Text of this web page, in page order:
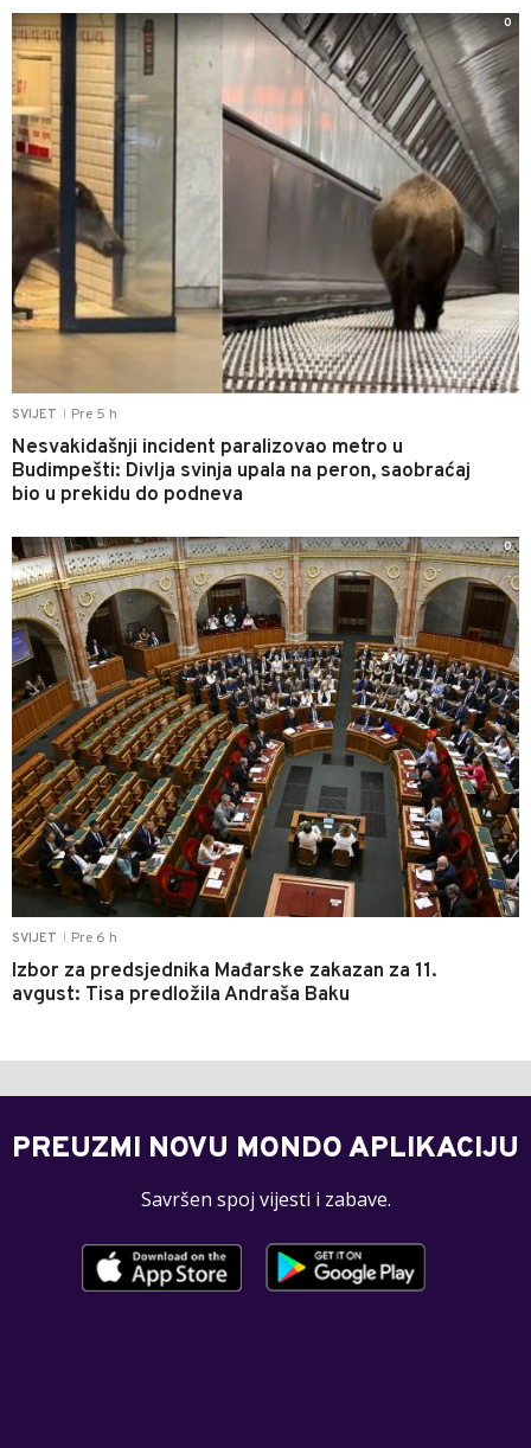
SVIJET Pre 5 h
Nesvakidašnji incident paralizovao metro u
Budimpešti: Divlja svinja upala na peron, saobraćaj
bio u prekidu do podneva
0
SVIJET Pre 6 h
Izbor za predsjednika Mađarske zakazan za 11.
avgust: Tisa predložila Andraša Baku
0
PREUZMI NOVU MONDO APLIKACIJU
Savršen spoj vijesti i zabave.